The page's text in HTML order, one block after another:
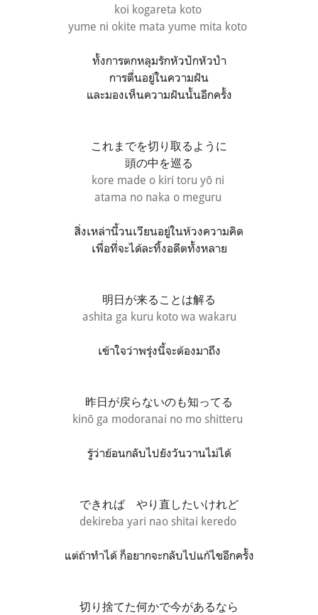
koi kogareta koto
yume ni okite mata yume mita koto
ทั้งการตกหลุมรักหัวปักหัวปำ
การตื่นอยู่ในความฝัน
และมองเห็นความฝันนั้นอีกครั้ง
これまでを切り取るように
頭の中を巡る
kore made o kiri toru yō ni
atama no naka o meguru
สิ่งเหล่านี้วนเวียนอยู่ในห้วงความคิด
เพื่อที่จะได้ละทิ้งอดีตทั้งหลาย
明日が来ることは解る
ashita ga kuru koto wa wakaru
เข้าใจว่าพรุ่งนี้จะต้องมาถึง
昨日が戻らないのも知ってる
kinō ga modoranai no mo shitteru
รู้ว่าย้อนกลับไปยังวันวานไม่ได้
できれば やり直したいけれど
dekireba yari nao shitai keredo
แต่ถ้าทำได้ ก็อยากจะกลับไปแก้ไขอีกครั้ง
切り捨てた何かで今があるなら